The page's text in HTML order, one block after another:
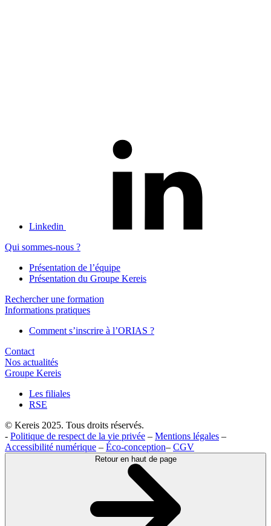
Linkedin
Qui sommes-nous ?
Présentation de l’équipe
Présentation du Groupe Kereis
Rechercher une formation
Informations pratiques
Comment s’inscrire à l’ORIAS ?
Contact
Nos actualités
Groupe Kereis
Les filiales
RSE
© Kereis 2025. Tous droits réservés.
- Politique de respect de la vie privée – Mentions légales –
Accessibilité numérique – Éco-conception– CGV
Retour en haut de page